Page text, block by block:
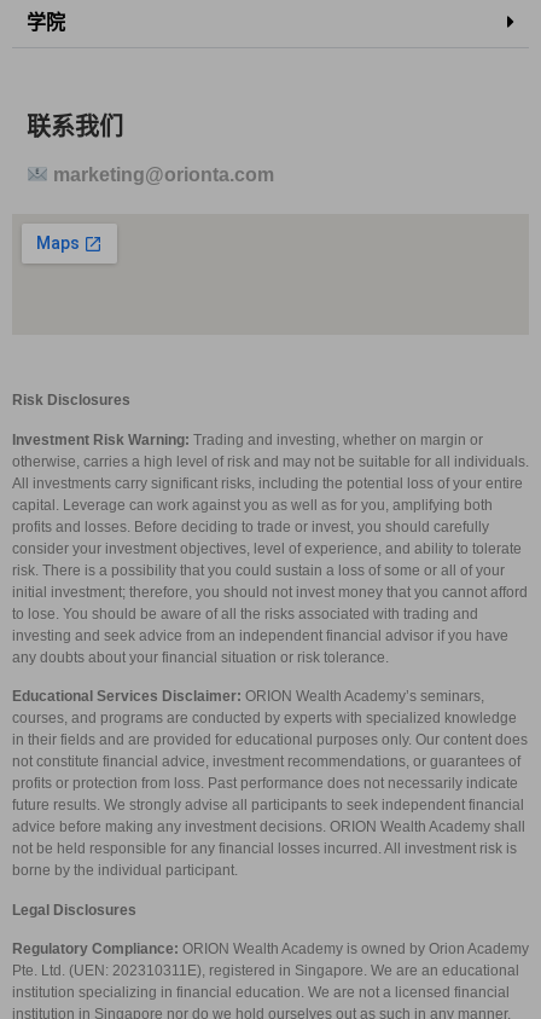
学院
联系我们
marketing@orionta.com
Risk Disclosures
Investment Risk Warning: Trading and investing, whether on margin or
otherwise, carries a high level of risk and may not be suitable for all individuals.
All investments carry significant risks, including the potential loss of your entire
capital. Leverage can work against you as well as for you, amplifying both
profits and losses. Before deciding to trade or invest, you should carefully
consider your investment objectives, level of experience, and ability to tolerate
risk. There is a possibility that you could sustain a loss of some or all of your
initial investment; therefore, you should not invest money that you cannot afford
to lose. You should be aware of all the risks associated with trading and
investing and seek advice from an independent financial advisor if you have
any doubts about your financial situation or risk tolerance.
Educational Services Disclaimer: ORION Wealth Academy’s seminars,
courses, and programs are conducted by experts with specialized knowledge
in their fields and are provided for educational purposes only. Our content does
not constitute financial advice, investment recommendations, or guarantees of
profits or protection from loss. Past performance does not necessarily indicate
future results. We strongly advise all participants to seek independent financial
advice before making any investment decisions. ORION Wealth Academy shall
not be held responsible for any financial losses incurred. All investment risk is
borne by the individual participant.
Legal Disclosures
Regulatory Compliance: ORION Wealth Academy is owned by Orion Academy
Pte. Ltd. (UEN: 202310311E), registered in Singapore. We are an educational
institution specializing in financial education. We are not a licensed financial
institution in Singapore nor do we hold ourselves out as such in any manner.